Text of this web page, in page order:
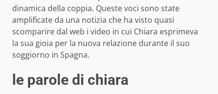
dinamica della coppia. Queste voci sono state
amplificate da una notizia che ha visto quasi
scomparire dal web i video in cui Chiara esprimeva
la sua gioia per la nuova relazione durante il suo
soggiorno in Spagna.
le parole di chiara